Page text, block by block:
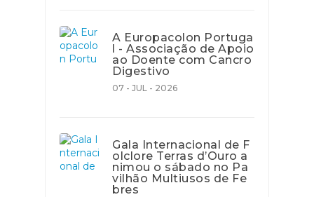
A Europacolon Portuga
l - Associação de Apoio
ao Doente com Cancro
Digestivo
07 - JUL - 2026
Gala Internacional de F
olclore Terras d’Ouro a
nimou o sábado no Pa
vilhão Multiusos de Fe
bres